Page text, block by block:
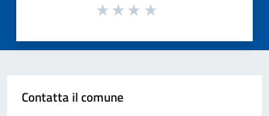
Contatta il comune